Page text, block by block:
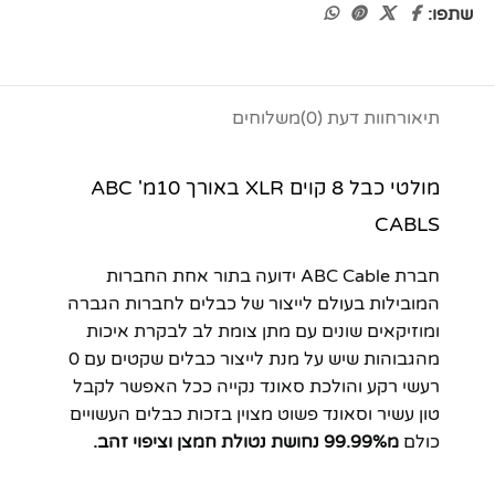
שתפו:
תיאורחוות דעת (0) משלוחים
מולטי כבל 8 קוים XLR באורך 10מ' ABC
CABLS
חברת ABC Cable ידועה בתור אחת החברות
המובילות בעולם לייצור של כבלים לחברות הגברה
ומוזיקאים שונים עם מתן צומת לב לבקרת איכות
מהגבוהות שיש על מנת לייצור כבלים שקטים עם 0
רעשי רקע והולכת סאונד נקייה ככל האפשר לקבל
טון עשיר וסאונד פשוט מצוין בזכות כבלים העשויים
כולם מ99.99% נחושת נטולת חמצן וציפוי זהב.